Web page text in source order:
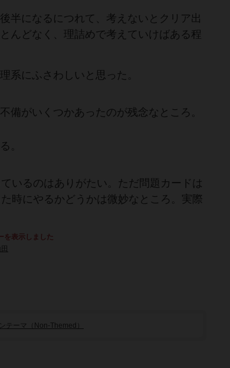
半になるにつれて、考えないとクリア出
んどなく、理詰めで考えていけばある程
系にふさわしいと思った。
備がいくつかあったのが残念なところ。
。
いるのはありがたい。ただ問題カードは
時にやるかどうかは微妙なところ。実際
を表示しました
テーマ（Non-Themed）